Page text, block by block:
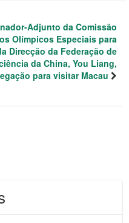
Adjunto da Comissão
Olímpicos Especiais para
Direcção da Federação de
da China, You Liang,
para visitar Macau